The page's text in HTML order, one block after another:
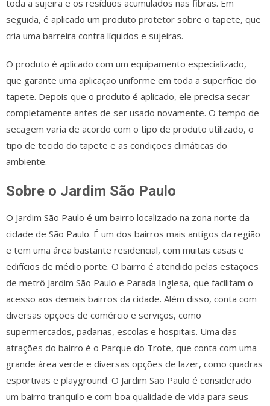
toda a sujeira e os resíduos acumulados nas fibras. Em
seguida, é aplicado um produto protetor sobre o tapete, que
cria uma barreira contra líquidos e sujeiras.
O produto é aplicado com um equipamento especializado,
que garante uma aplicação uniforme em toda a superfície do
tapete. Depois que o produto é aplicado, ele precisa secar
completamente antes de ser usado novamente. O tempo de
secagem varia de acordo com o tipo de produto utilizado, o
tipo de tecido do tapete e as condições climáticas do
ambiente.
Sobre o Jardim São Paulo
O Jardim São Paulo é um bairro localizado na zona norte da
cidade de São Paulo. É um dos bairros mais antigos da região
e tem uma área bastante residencial, com muitas casas e
edifícios de médio porte. O bairro é atendido pelas estações
de metrô Jardim São Paulo e Parada Inglesa, que facilitam o
acesso aos demais bairros da cidade. Além disso, conta com
diversas opções de comércio e serviços, como
supermercados, padarias, escolas e hospitais. Uma das
atrações do bairro é o Parque do Trote, que conta com uma
grande área verde e diversas opções de lazer, como quadras
esportivas e playground. O Jardim São Paulo é considerado
um bairro tranquilo e com boa qualidade de vida para seus